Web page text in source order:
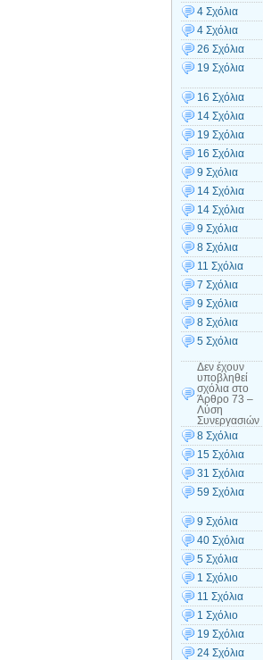
4 Σχόλια
4 Σχόλια
26 Σχόλια
19 Σχόλια
16 Σχόλια
14 Σχόλια
19 Σχόλια
16 Σχόλια
9 Σχόλια
14 Σχόλια
14 Σχόλια
9 Σχόλια
8 Σχόλια
11 Σχόλια
7 Σχόλια
9 Σχόλια
8 Σχόλια
5 Σχόλια
Δεν έχουν
υποβληθεί
σχόλια στο
Άρθρο 73 –
Λύση
Συνεργασιών
8 Σχόλια
15 Σχόλια
31 Σχόλια
59 Σχόλια
9 Σχόλια
40 Σχόλια
5 Σχόλια
1 Σχόλιο
11 Σχόλια
1 Σχόλιο
19 Σχόλια
24 Σχόλια